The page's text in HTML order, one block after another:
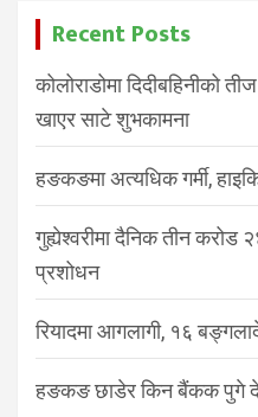
Recent Posts
कोलोराडोमा दिदीबहिनीको
खाएर साटे शुभकामना
हङकङमा अत्यधिक गर्मी,
गुह्येश्वरीमा दैनिक तीन करोड
प्रशोधन
रियादमा आगलागी, १६
हङकङ छाडेर किन बैंकक पुगे